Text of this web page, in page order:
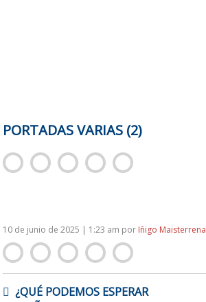
PORTADAS VARIAS (2)
10 de junio de 2025 | 1:23 am por Iñigo Maisterrena
NAVEGACIÓN
DE¿QUÉ PODEMOS ESPERAR